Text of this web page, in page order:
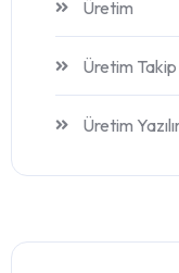
Üretim
Üretim Takip
Üretim